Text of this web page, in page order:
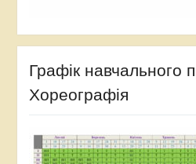
Графік навчального
Хореографія